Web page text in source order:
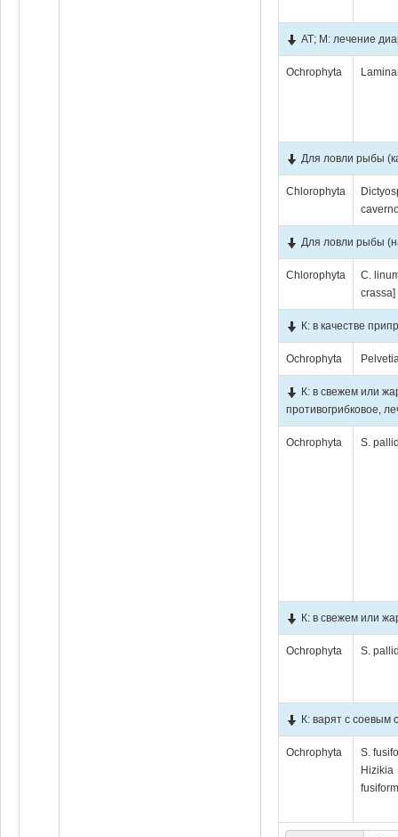
АТ; М: лечение
Ochrophyta
Для ловли рыбы
Chlorophyta
Для ловли рыбы
Chlorophyta
C.
crassa]
К: в качестве
Ochrophyta
К: в свежем или
противогрибковое,
Ochrophyta S.
К: в свежем или
Ochrophyta S.
К: варят с соевым
Ochrophyta
S.
Hizikia